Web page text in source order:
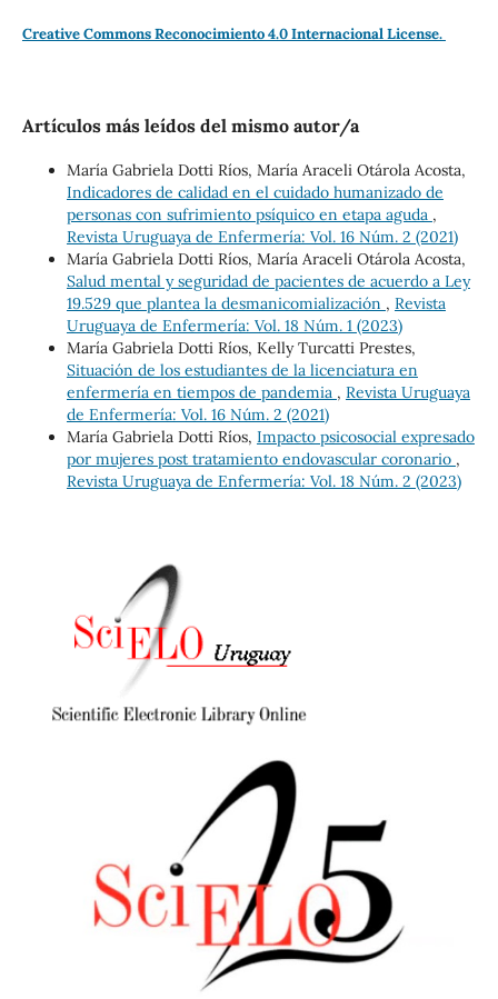
Creative Commons Reconocimiento 4.0 Internacional License.
Artículos más leídos del mismo autor/a
María Gabriela Dotti Ríos, María Araceli Otárola Acosta,
Indicadores de calidad en el cuidado humanizado de
personas con sufrimiento psíquico en etapa aguda ,
Revista Uruguaya de Enfermería: Vol. 16 Núm. 2 (2021)
María Gabriela Dotti Ríos, María Araceli Otárola Acosta,
Salud mental y seguridad de pacientes de acuerdo a Ley
19.529 que plantea la desmanicomialización , Revista
Uruguaya de Enfermería: Vol. 18 Núm. 1 (2023)
María Gabriela Dotti Ríos, Kelly Turcatti Prestes,
Situación de los estudiantes de la licenciatura en
enfermería en tiempos de pandemia , Revista Uruguaya
de Enfermería: Vol. 16 Núm. 2 (2021)
María Gabriela Dotti Ríos, Impacto psicosocial expresado
por mujeres post tratamiento endovascular coronario ,
Revista Uruguaya de Enfermería: Vol. 18 Núm. 2 (2023)